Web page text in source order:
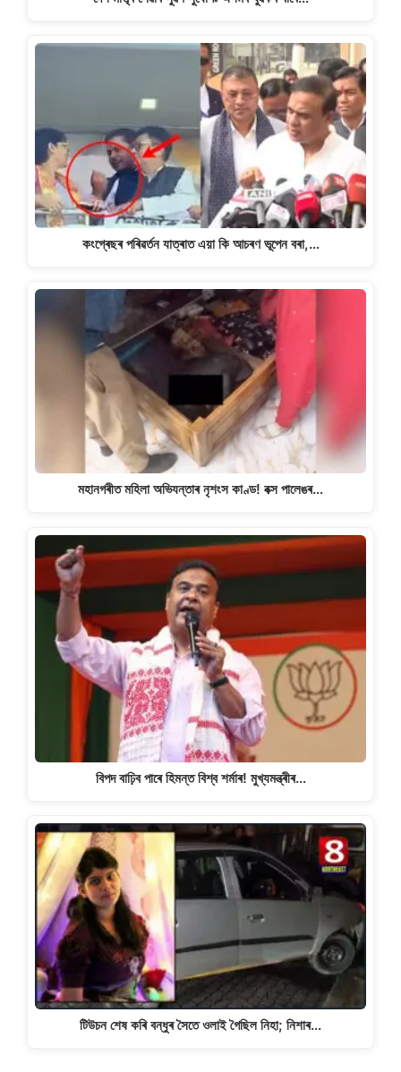
কংগ্ৰেছৰ পৰিৱৰ্তন যাত্ৰাত এয়া কি আচৰণ ভূপেন বৰা,…
মহানগৰীত মহিলা অভিযন্তাৰ নৃশংস কাণ্ড! বক্স পালেঙৰ…
বিপদ বাঢ়িব পাৰে হিমন্ত বিশ্ব শৰ্মাৰ! মুখ্যমন্ত্ৰীৰ…
টিউচন শেষ কৰি বন্ধুৰ সৈতে ওলাই গৈছিল নিহা; নিশাৰ…